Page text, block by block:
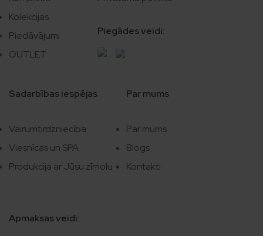
Kolekcijas
Piedāvājumi
OUTLET
Piegādes veidi:
Sadarbības iespējas
Vairumtirdzniecība
Viesnīcas un SPA
Produkcija ar Jūsu zīmolu
Apmaksas veidi:
Par mums
Par mums
Blogs
Kontakti